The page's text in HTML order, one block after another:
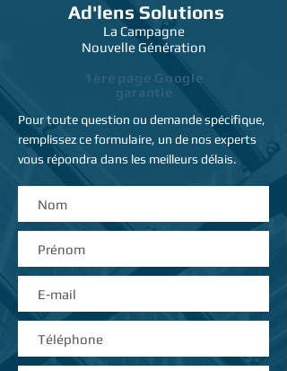
Ad'lens Solutions
La Campagne
Nouvelle Génération
1 ère page Google
garantie
Pour toute question ou demande spécifique,
remplissez ce formulaire, un de nos experts
vous répondra dans les meilleurs délais.